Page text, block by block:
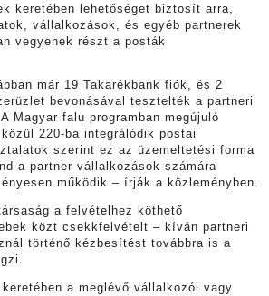
keretében lehetőséget biztosít arra,
vállalkozások, és egyéb partnerek
vegyenek részt a posták
már 19 Takarékbank fiók, és 2
bevonásával tesztelték a partneri
Magyar falu programban megújuló
220-ba integrálódik postai
szerint ez az üzemeltetési forma
a partner vállalkozások számára
működik – írják a közleményben.
a felvételhez köthető
közt csekkfelvételt – kíván partneri
történő kézbesítést továbbra is a
a meglévő vállalkozói vagy